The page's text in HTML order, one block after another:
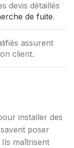
devis détaillés
de fuite.
assurent
client.
installer des
poser
maîtrisent